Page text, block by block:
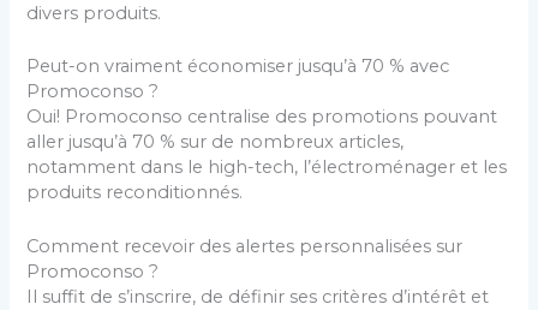
divers produits.
Peut-on vraiment économiser jusqu’à 70 % avec
Promoconso ?
Oui! Promoconso centralise des promotions pouvant
aller jusqu’à 70 % sur de nombreux articles,
notamment dans le high-tech, l’électroménager et les
produits reconditionnés.
Comment recevoir des alertes personnalisées sur
Promoconso ?
Il suffit de s’inscrire, de définir ses critères d’intérêt et